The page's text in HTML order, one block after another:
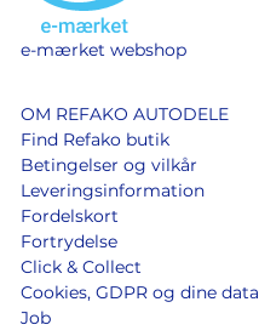
e-mærket webshop
OM REFAKO AUTODELE
Find Refako butik
Betingelser og vilkår
Leveringsinformation
Fordelskort
Fortrydelse
Click & Collect
Cookies, GDPR og dine data
Job